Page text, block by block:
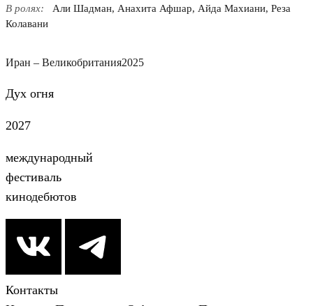
В ролях:
Али Шадман, Анахита Афшар, Айда Махиани, Реза
Колавани
Иран – Великобритания2025
Дух огня
2027
международный
фестиваль
кинодебютов
Контакты